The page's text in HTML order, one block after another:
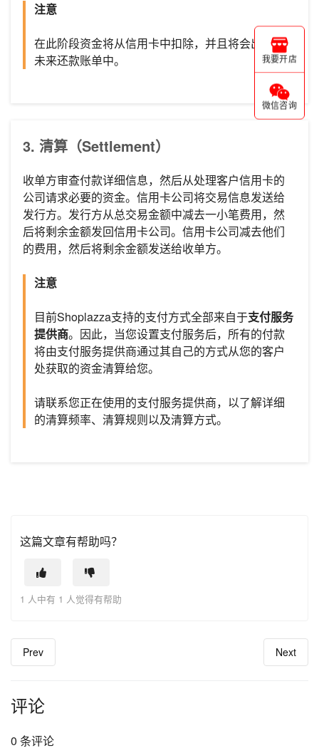
注意
在此阶段资金将从信用卡中扣除，并且将会出现于
未来还款账单中。
3. 清算（Settlement）
收单方审查付款详细信息，然后从处理客户信用卡的
公司请求必要的资金。信用卡公司将交易信息发送给
发行方。发行方从总交易金额中减去一小笔费用，然
后将剩余金额发回信用卡公司。信用卡公司减去他们
的费用，然后将剩余金额发送给收单方。
注意
目前Shoplazza支持的支付方式全部来自于支付服务
提供商。因此，当您设置支付服务后，所有的付款
将由支付服务提供商通过其自己的方式从您的客户
处获取的资金清算给您。
请联系您正在使用的支付服务提供商，以了解详细
的清算频率、清算规则以及清算方式。
这篇文章有帮助吗？
1 人中有 1 人觉得有帮助
Prev Next
评论
0 条评论
我要开店
微信咨询